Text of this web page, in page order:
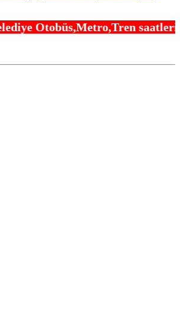
saatleri